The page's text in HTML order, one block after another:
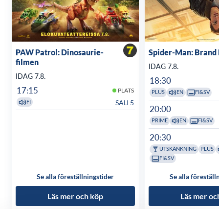
PAW Patrol: Dinosaurie-
filmen
IDAG 7.8.
17:15 PLATS
FI SALI 5
Se alla föreställningstider
Läs mer och köp
Spider-Man: Brand
IDAG 7.8.
18:30
PLUS EN FI&SV
20:00
PRIME EN FI&SV
20:30
UTSKÄNKNING
PLUS
FI&SV
Se alla
Läs mer